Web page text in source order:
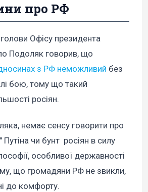
про РФ
Офісу президента
Подоляк говорив, що
з РФ неможливий без
бою, тому що такий
росіян.
немає сенсу говорити про
Путіна чи бунт росіян в силу
особливої державності
що громадяни РФ не звикли,
до комфорту.